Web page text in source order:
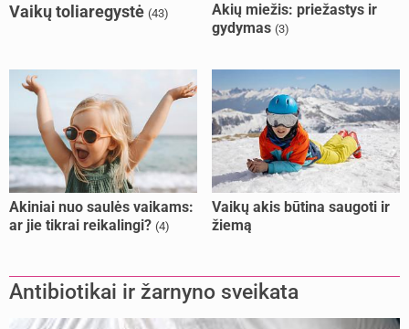
Vaikų toliaregystė (43)
Akių miežis: priežastys ir
gydymas (3)
Akiniai nuo saulės vaikams:
ar jie tikrai reikalingi? (4)
Vaikų akis būtina saugoti ir
žiemą
Antibiotikai ir žarnyno sveikata